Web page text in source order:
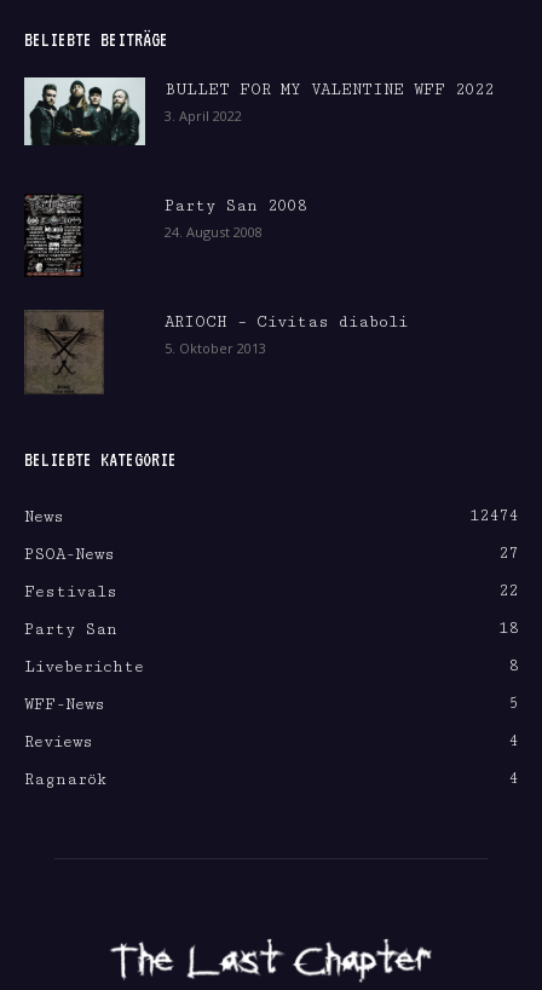
BELIEBTE BEITRÄGE
BULLET FOR MY VALENTINE WFF 2022
3. April 2022
Party San 2008
24. August 2008
ARIOCH – Civitas diaboli
5. Oktober 2013
BELIEBTE KATEGORIE
News
12474
PSOA-News
27
Festivals
22
Party San
18
Liveberichte
8
WFF-News
5
Reviews
4
Ragnarök
4